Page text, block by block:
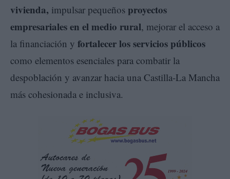
vivienda, impulsar pequeños proyectos
empresariales en el medio rural, mejorar el acceso a
la financiación y fortalecer los servicios públicos
como elementos esenciales para combatir la
despoblación y avanzar hacia una Castilla-La Mancha
más cohesionada e inclusiva.